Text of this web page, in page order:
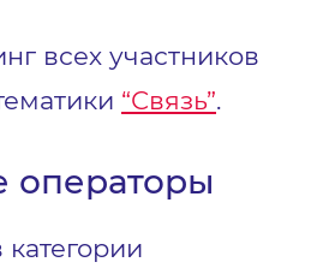
всех участников
“Связь”.